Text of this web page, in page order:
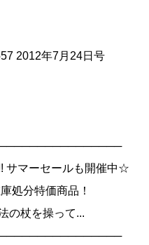
2012年7月24日号
サマーセールも開催中☆
処分特価商品！
の杖を操って...